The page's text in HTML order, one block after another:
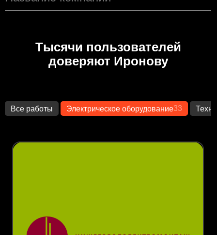
Тысячи пользователей
доверяют Иронову
Все работы Электрическое оборудование33